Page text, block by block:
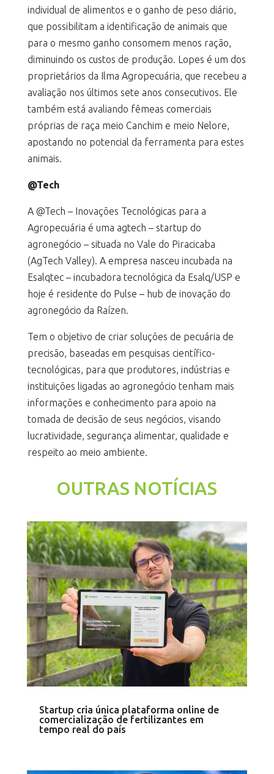
individual de alimentos e o ganho de peso diário,
que possibilitam a identificação de animais que
para o mesmo ganho consomem menos ração,
diminuindo os custos de produção. Lopes é um dos
proprietários da Ilma Agropecuária, que recebeu a
avaliação nos últimos sete anos consecutivos. Ele
também está avaliando fêmeas comerciais
próprias de raça meio Canchim e meio Nelore,
apostando no potencial da ferramenta para estes
animais.
@Tech
A @Tech – Inovações Tecnológicas para a
Agropecuária é uma agtech – startup do
agronegócio – situada no Vale do Piracicaba
(AgTech Valley). A empresa nasceu incubada na
Esalqtec – incubadora tecnológica da Esalq/USP e
hoje é residente do Pulse – hub de inovação do
agronegócio da Raízen.
Tem o objetivo de criar soluções de pecuária de
precisão, baseadas em pesquisas científico-
tecnológicas, para que produtores, indústrias e
instituições ligadas ao agronegócio tenham mais
informações e conhecimento para apoio na
tomada de decisão de seus negócios, visando
lucratividade, segurança alimentar, qualidade e
respeito ao meio ambiente.
OUTRAS NOTÍCIAS
Startup cria única plataforma online de
comercialização de fertilizantes em
tempo real do país